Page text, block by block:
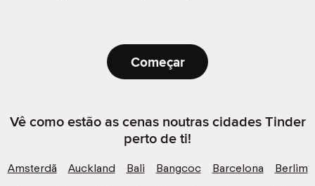
Começar
Vê como estão as cenas noutras cidades Tinder
perto de ti!
Amsterdã Auckland Bali Bangcoc Barcelona
Berlim